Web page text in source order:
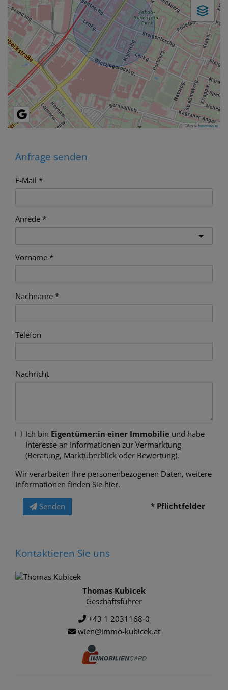
Tiles ©basemap.at
Anfrage senden
E-Mail
Anrede
Vorname
Nachname
Telefon
Nachricht
Ich bin Eigentümer:in einer Immobilie und habe
Interesse an Informationen zur Vermarktung
(Beratung, Marktüberblick oder Bewertung).
Wir verarbeiten Ihre personenbezogenen Daten, weitere
Informationen finden Sie hier.
Senden * Pflichtfelder
Kontaktieren Sie uns
Thomas Kubicek
Geschäftsführer
+43 1 2031168-0
wien@immo-kubicek.at